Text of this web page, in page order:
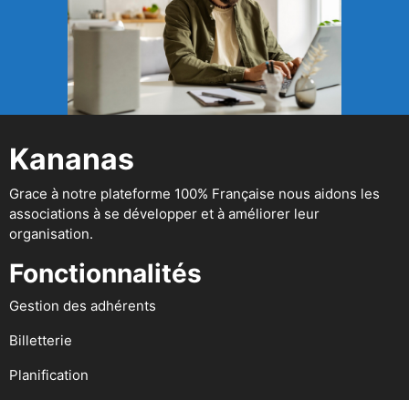
Kananas
Grace à notre plateforme 100% Française nous aidons les
associations à se développer et à améliorer leur
organisation.
Fonctionnalités
Gestion des adhérents
Billetterie
Planification